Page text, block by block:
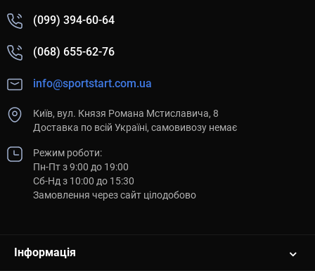
(099) 394-60-64
(068) 655-62-76
info@sportstart.com.ua
Київ, вул. Князя Романа Мстиславича, 8
Доставка по всій Україні, самовивозу немає
Режим роботи:
Пн-Пт з 9:00 до 19:00
Сб-Нд з 10:00 до 15:30
Замовлення через сайт цілодобово
Інформація